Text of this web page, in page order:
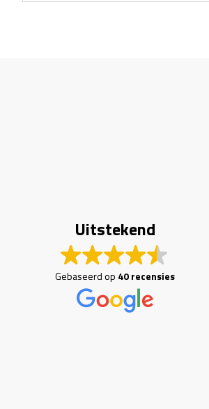
Uitstekend
Gebaseerd op 40 recensies